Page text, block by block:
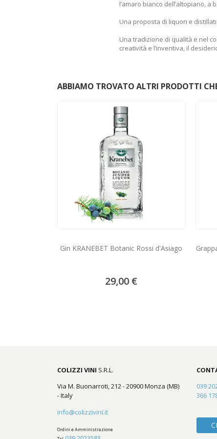
l’amaro bianco dell’altopiano,
Una proposta di liquori e
Una tradizione di qualità e nel
creatività e l’inventiva, il
ABBIAMO TROVATO ALTRI PRODOTTI
Gin KRANEBET Botanic Rossi d'Asiago
29,00 €
COLIZZI VINI S.R.L.
Via M. Buonarroti, 212 - 20900 Monza (MB)
- Italy
info@colizzivini.it
Ordini e Amministrazione
039
366